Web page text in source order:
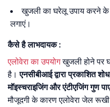
खुजली का घरेलू उपाय करने के
लगाएं।
कैसे है लाभदायक:
एलोवेरा का उपयोगखुजली होने पर
है।एनसीबीआई द्वारा प्रकाशित
मॉइस्चराइजिंग और एंटीएजिंग गुण
मौजूदगी के कारण एलोवेरा जेल